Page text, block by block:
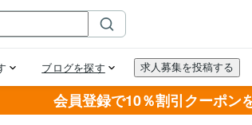
会員登録で10％割引クーポン